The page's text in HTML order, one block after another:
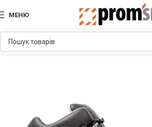
МЕНЮ